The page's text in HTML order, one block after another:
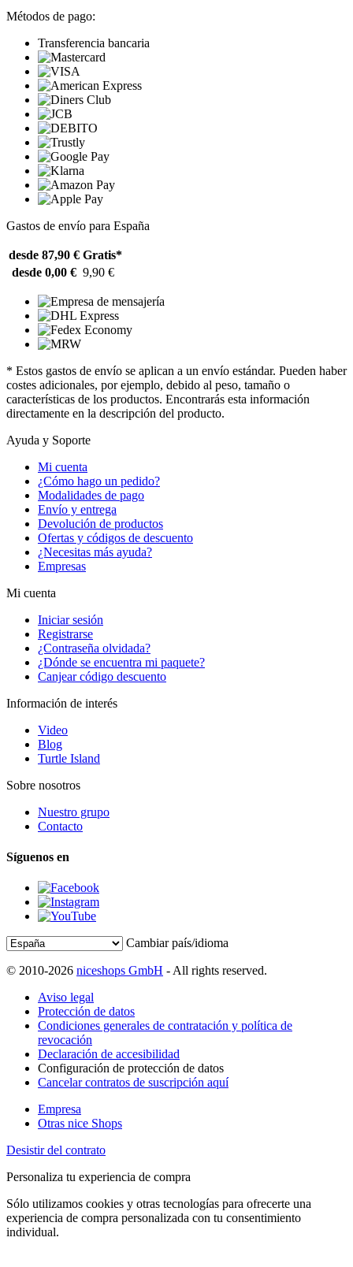
Métodos de pago:
Transferencia bancaria
Gastos de envío para España
desde 87,90 € Gratis*
desde 0,00 € 9,90 €
* Estos gastos de envío se aplican a un envío estándar. Pueden haber
costes adicionales, por ejemplo, debido al peso, tamaño o
características de los productos. Encontrarás esta información
directamente en la descripción del producto.
Ayuda y Soporte
Mi cuenta
¿Cómo hago un pedido?
Modalidades de pago
Envío y entrega
Devolución de productos
Ofertas y códigos de descuento
¿Necesitas más ayuda?
Empresas
Mi cuenta
Iniciar sesión
Registrarse
¿Contraseña olvidada?
¿Dónde se encuentra mi paquete?
Canjear código descuento
Información de interés
Video
Blog
Turtle Island
Sobre nosotros
Nuestro grupo
Contacto
Síguenos en
Cambiar país/idioma
© 2010-2026 niceshops GmbH - All rights reserved.
Aviso legal
Protección de datos
Condiciones generales de contratación y política de
revocación
Declaración de accesibilidad
Configuración de protección de datos
Cancelar contratos de suscripción aquí
Empresa
Otras nice Shops
Desistir del contrato
Personaliza tu experiencia de compra
Sólo utilizamos cookies y otras tecnologías para ofrecerte una
experiencia de compra personalizada con tu consentimiento
individual.